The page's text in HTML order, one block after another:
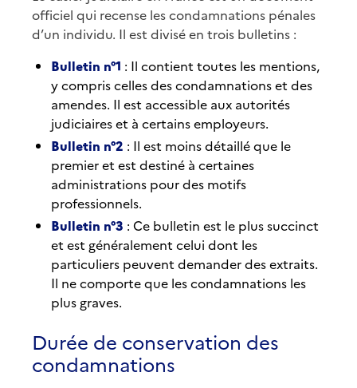
officiel qui recense les condamnations pénales
d’un individu. Il est divisé en trois bulletins :
Bulletin n°1 : Il contient toutes les mentions,
y compris celles des condamnations et des
amendes. Il est accessible aux autorités
judiciaires et à certains employeurs.
Bulletin n°2 : Il est moins détaillé que le
premier et est destiné à certaines
administrations pour des motifs
professionnels.
Bulletin n°3 : Ce bulletin est le plus succinct
et est généralement celui dont les
particuliers peuvent demander des extraits.
Il ne comporte que les condamnations les
plus graves.
Durée de conservation des
condamnations